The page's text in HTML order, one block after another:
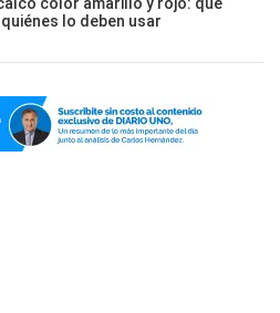
lo deben usar